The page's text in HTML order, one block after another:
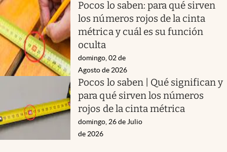
Pocos lo saben: para qué sirven
los números rojos de la cinta
métrica y cuál es su función
oculta
domingo, 02 de
Agosto de 2026
Pocos lo saben | Qué significan y
para qué sirven los números
rojos de la cinta métrica
domingo, 26 de Julio
de 2026